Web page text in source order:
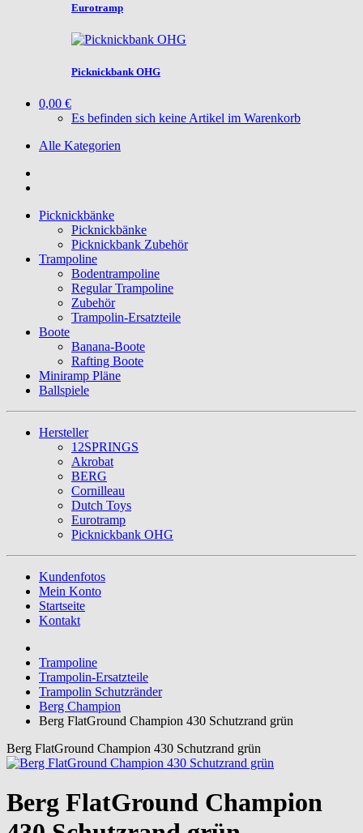
Eurotramp
Picknickbank OHG
0,00 €
Es befinden sich keine Artikel im Warenkorb
Alle Kategorien
Picknickbänke
Picknickbänke
Picknickbank Zubehör
Trampoline
Bodentrampoline
Regular Trampoline
Zubehör
Trampolin-Ersatzteile
Boote
Banana-Boote
Rafting Boote
Miniramp Pläne
Ballspiele
Hersteller
12SPRINGS
Akrobat
BERG
Cornilleau
Dutch Toys
Eurotramp
Picknickbank OHG
Kundenfotos
Mein Konto
Startseite
Kontakt
Trampoline
Trampolin-Ersatzteile
Trampolin Schutzränder
Berg Champion
Berg FlatGround Champion 430 Schutzrand grün
Berg FlatGround Champion 430 Schutzrand grün
Berg FlatGround Champion